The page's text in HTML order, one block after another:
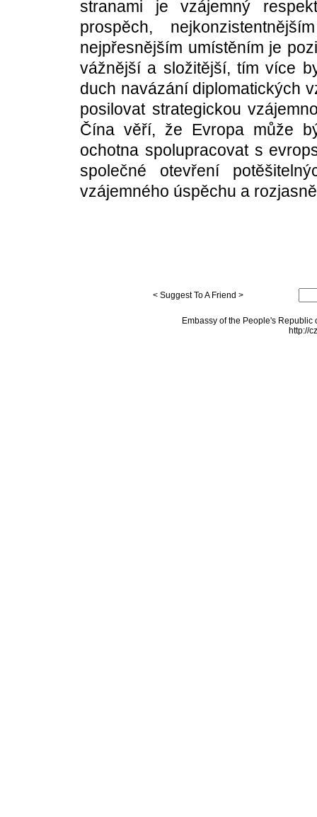
stranami je vzájemný
prospěch,
nejpřesnějším umístěním je
vážnější a složitější, tím více
duch navázání diplomatických
posilovat strategickou
Čína věří, že Evropa může
ochotna spolupracovat s
společné otevření
vzájemného úspěchu a
< Suggest To A Friend >
Embassy of the People's
http://